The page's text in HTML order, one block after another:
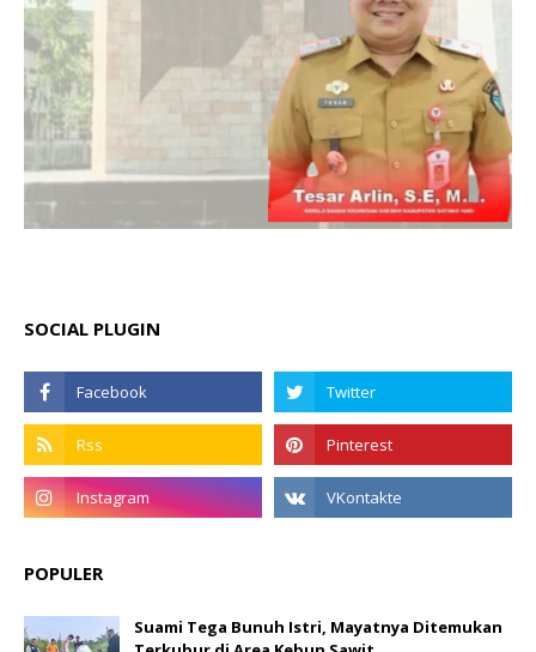
SOCIAL PLUGIN
POPULER
Suami Tega Bunuh Istri, Mayatnya Ditemukan